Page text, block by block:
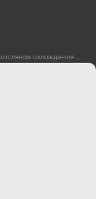
Форсунка масляная охлаждения поршня 3007517